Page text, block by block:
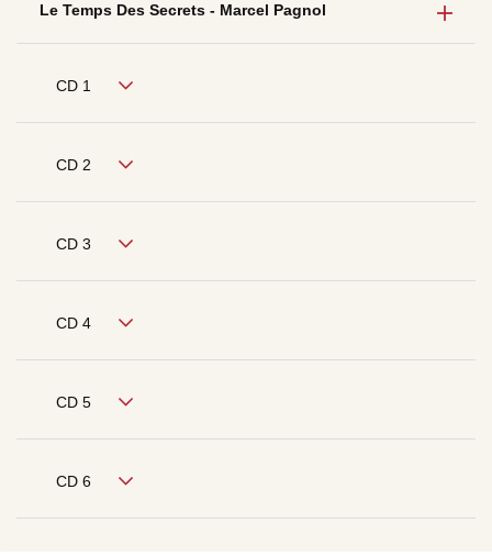
Le Temps Des Secrets - Marcel Pagnol
CD 1
CD 2
CD 3
CD 4
CD 5
CD 6